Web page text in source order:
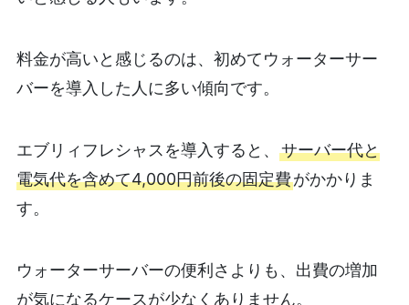
料金が高いと感じるのは、初めてウォーターサー
バーを導入した人に多い傾向です。
エブリィフレシャスを導入すると、 サーバー代と
電気代を含めて4,000円前後の固定費がかかりま
す。
ウォーターサーバーの便利さよりも、出費の増加
が気になるケースが少なくありません。